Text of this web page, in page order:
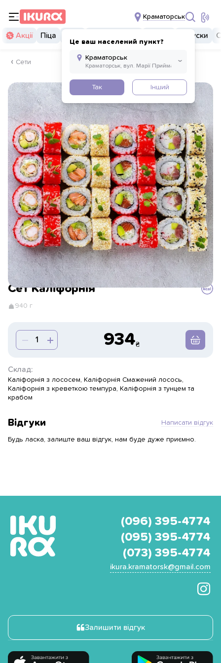
Краматорськ
Це ваш населений пункт?
Так Інший
Акції Піца Закуски
Сети
Сет Каліфорнія
940 г
934
Склад:
Каліфорнія з лососем, Каліфорнія Смажений лосось,
Каліфорнія з креветкою темпура, Каліфорнія з тунцем та
крабом
Відгуки Написати відгук
Будь ласка, залиште ваш відгук, нам буде дуже приємно.
(096) 395-4774
(095) 395-4774
(073) 395-4774
ikura.kramatorsk@gmail.com
Залишити відгук